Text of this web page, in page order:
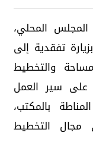
المحلي،
تفقدية إلى
والتخطيط
على سير العمل
بالمكتب،
مجال التخطيط